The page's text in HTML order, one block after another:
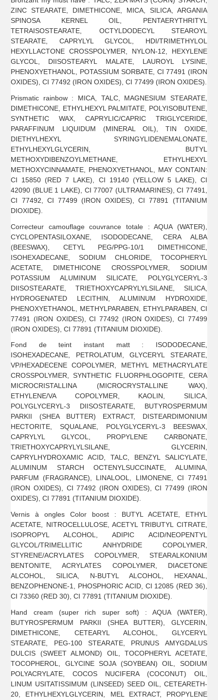
ZINC STEARATE, DIMETHICONE, MICA, SILICA, ARGANIA
SPINOSA KERNEL OIL, PENTAERYTHRITYL
TETRAISOSTEARATE, OCTYLDODECYL STEAROYL
STEARATE, CAPRYLYL GLYCOL, HDI/TRIMETHYLOL
HEXYLLACTONE CROSSPOLYMER, NYLON-12, HEXYLENE
GLYCOL, DIISOSTEARYL MALATE, LAUROYL LYSINE,
PHENOXYETHANOL, POTASSIUM SORBATE, CI 77491 (IRON
OXIDES), CI 77492 (IRON OXIDES), CI 77499 (IRON OXIDES).
Prismatic rainbow : MICA, TALC, MAGNESIUM STEARATE,
DIMETHICONE, ETHYLHEXYL PALMITATE, POLYISOBUTENE,
SYNTHETIC WAX, CAPRYLIC/CAPRIC TRIGLYCERIDE,
PARAFFINUM LIQUIDUM (MINERAL OIL), TIN OXIDE,
DIETHYLHEXYL SYRINGYLIDENEMALONATE,
ETHYLHEXYLGLYCERIN, BUTYL
METHOXYDIBENZOYLMETHANE, ETHYLHEXYL
METHOXYCINNAMATE, PHENOXYETHANOL, MAY CONTAIN:
CI 15850 (RED 7 LAKE), CI 19140 (YELLOW 5 LAKE), CI
42090 (BLUE 1 LAKE), CI 77007 (ULTRAMARINES), CI 77491,
CI 77492, CI 77499 (IRON OXIDES), CI 77891 (TITANIUM
DIOXIDE).
Correcteur camouflage couvrance totale : AQUA (WATER),
CYCLOPENTASILOXANE, ISODODECANE, CERA ALBA
(BEESWAX), CETYL PEG/PPG-10/1 DIMETHICONE,
ISOHEXADECANE, SODIUM CHLORIDE, TOCOPHERYL
ACETATE, DIMETHICONE CROSSPOLYMER, SODIUM
POTASSIUM ALUMINUM SILICATE, POLYGLYCERYL-3
DIISOSTEARATE, TRIETHOXYCAPRYLYLSILANE, SILICA,
HYDROGENATED LECITHIN, ALUMINUM HYDROXIDE,
PHENOXYETHANOL, METHYLPARABEN, ETHYLPARABEN, CI
77491 (IRON OXIDES), CI 77492 (IRON OXIDES), CI 77499
(IRON OXIDES), CI 77891 (TITANIUM DIOXIDE).
Fond de teint instant matt : ISODODECANE,
ISOHEXADECANE, PETROLATUM, GLYCERYL STEARATE,
VP/HEXADECENE COPOLYMER, METHYL METHACRYLATE
CROSSPOLYMER, SYNTHETIC FLUORPHLOGOPITE, CERA
MICROCRISTALLINA (MICROCRYSTALLINE WAX),
ETHYLENE/VA COPOLYMER, KAOLIN, SILICA,
POLYGLYCERYL-3 DIISOSTEARATE, BUTYROSPERMUM
PARKII (SHEA BUTTER) EXTRACT, DISTEARDIMONIUM
HECTORITE, SQUALANE, POLYGLYCERYL-3 BEESWAX,
CAPRYLYL GLYCOL, PROPYLENE CARBONATE,
TRIETHOXYCAPRYLYLSILANE, GLYCERIN,
CAPRYLHYDROXAMIC ACID, TALC, BENZYL SALICYLATE,
ALUMINUM STARCH OCTENYLSUCCINATE, ALUMINA,
PARFUM (FRAGRANCE), LINALOOL, LIMONENE, CI 77491
(IRON OXIDES), CI 77492 (IRON OXIDES), CI 77499 (IRON
OXIDES), CI 77891 (TITANIUM DIOXIDE).
Vernis à ongles Color boost : BUTYL ACETATE, ETHYL
ACETATE, NITROCELLULOSE, ACETYL TRIBUTYL CITRATE,
ISOPROPYL ALCOHOL, ADIPIC ACID/NEOPENTYL
GLYCOL/TRIMELLITIC ANHYDRIDE COPOLYMER,
STYRENE/ACRYLATES COPOLYMER, STEARALKONIUM
BENTONITE, ACRYLATES COPOLYMER, DIACETONE
ALCOHOL, SILICA, N-BUTYL ALCOHOL, HEXANAL,
BENZOPHENONE-1, PHOSPHORIC ACID, CI 12085 (RED 36),
CI 73360 (RED 30), CI 77891 (TITANIUM DIOXIDE).
Hand cream (super rich super soft) : AQUA (WATER),
BUTYROSPERMUM PARKII (SHEA BUTTER), GLYCERIN,
DIMETHICONE, CETEARYL ALCOHOL, GLYCERYL
STEARATE, PEG-100 STEARATE, PRUNUS AMYGDALUS
DULCIS (SWEET ALMOND) OIL, TOCOPHERYL ACETATE,
TOCOPHEROL, GLYCINE SOJA (SOYBEAN) OIL, SODIUM
POLYACRYLATE, COCOS NUCIFERA (COCONUT) OIL,
LINUM USITATISSIMUM (LINSEED) SEED OIL, CETEARETH-
20, ETHYLHEXYLGLYCERIN, MEL EXTRACT, PROPYLENE